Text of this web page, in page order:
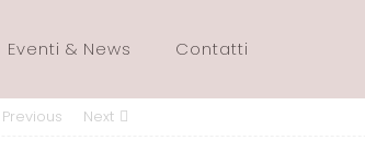
Eventi & News Contatti
Previous Next